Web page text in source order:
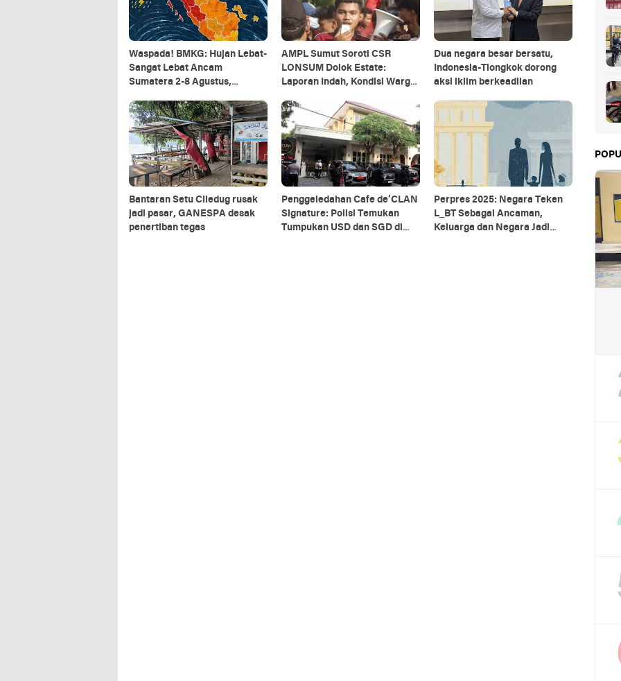
Waspada! BMKG: Hujan Lebat-
Sangat Lebat Ancam
Sumatera 2-8 Agustus,
Mengintai
AMPL Sumut Soroti CSR
LONSUM Dolok Estate:
Laporan Indah, Kondisi Warga
Dua negara besar bersatu,
Indonesia-Tiongkok dorong
aksi iklim berkeadilan
Bantaran Setu Ciledug rusak
jadi pasar, GANESPA desak
penertiban tegas
Penggeledahan Cafe de’CLAN
Signature: Polisi Temukan
Tumpukan USD dan SGD di
Perpres 2025: Negara Teken
L_BT Sebagai Ancaman,
Keluarga dan Negara Jadi